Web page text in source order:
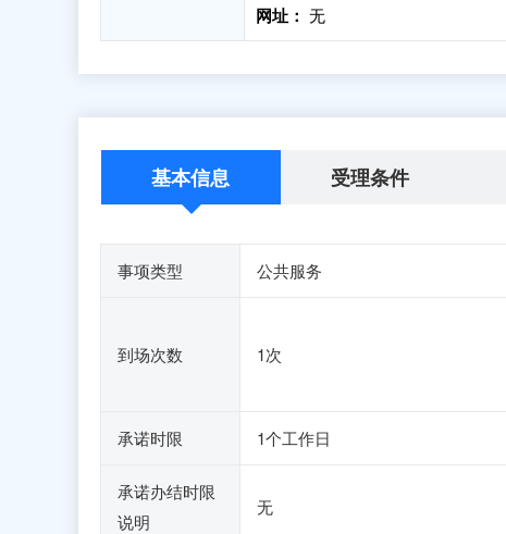
网址： 无
基本信息 受理条件
事项类型 公共服务
到场次数 1次
承诺时限 1个工作日
承诺办结时限
说明
无